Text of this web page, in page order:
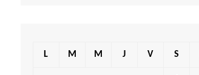
L M M J V S